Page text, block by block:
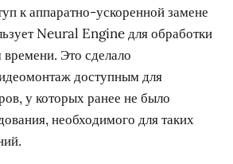
к аппаратно-ускоренной замене
Neural Engine для обработки
Это сделало
доступным для
у которых ранее не было
необходимого для таких